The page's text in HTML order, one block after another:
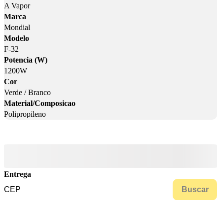
A Vapor
Marca
Mondial
Modelo
F-32
Potencia (W)
1200W
Cor
Verde / Branco
Material/Composicao
Polipropileno
Entrega
Buscar